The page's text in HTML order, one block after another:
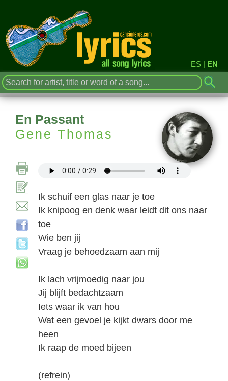
ES | EN
En Passant
Gene Thomas
Ik schuif een glas naar je toe
Ik knipoog en denk waar leidt dit ons naar
toe
Wie ben jij
Vraag je behoedzaam aan mij
Ik lach vrijmoedig naar jou
Jij blijft bedachtzaam
Iets waar ik van hou
Wat een gevoel je kijkt dwars door me
heen
Ik raap de moed bijeen
(refrein)